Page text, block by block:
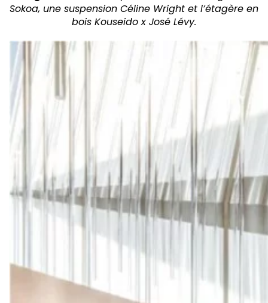
Sokoa, une suspension Céline Wright et l’étagère en
bois Kouseido x José Lévy.